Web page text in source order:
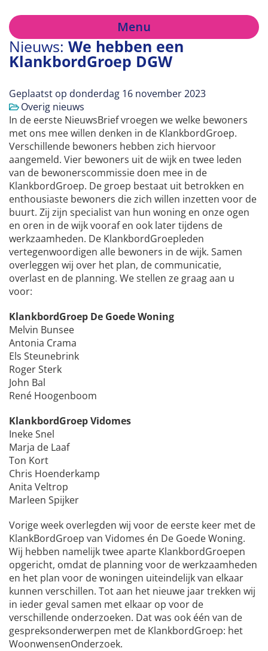
Menu
Nieuws: We hebben een
KlankbordGroep DGW
Geplaatst op donderdag 16 november 2023
Overig nieuws
In de eerste NieuwsBrief vroegen we welke bewoners
met ons mee willen denken in de KlankbordGroep.
Verschillende bewoners hebben zich hiervoor
aangemeld. Vier bewoners uit de wijk en twee leden
van de bewonerscommissie doen mee in de
KlankbordGroep. De groep bestaat uit betrokken en
enthousiaste bewoners die zich willen inzetten voor de
buurt. Zij zijn specialist van hun woning en onze ogen
en oren in de wijk vooraf en ook later tijdens de
werkzaamheden. De KlankbordGroepleden
vertegenwoordigen alle bewoners in de wijk. Samen
overleggen wij over het plan, de communicatie,
overlast en de planning. We stellen ze graag aan u
voor:
KlankbordGroep De Goede Woning
Melvin Bunsee
Antonia Crama
Els Steunebrink
Roger Sterk
John Bal
René Hoogenboom
KlankbordGroep Vidomes
Ineke Snel
Marja de Laaf
Ton Kort
Chris Hoenderkamp
Anita Veltrop
Marleen Spijker
Vorige week overlegden wij voor de eerste keer met de
KlankBordGroep van Vidomes én De Goede Woning.
Wij hebben namelijk twee aparte KlankbordGroepen
opgericht, omdat de planning voor de werkzaamheden
en het plan voor de woningen uiteindelijk van elkaar
kunnen verschillen. Tot aan het nieuwe jaar trekken wij
in ieder geval samen met elkaar op voor de
verschillende onderzoeken. Dat was ook één van de
gespreksonderwerpen met de KlankbordGroep: het
WoonwensenOnderzoek.